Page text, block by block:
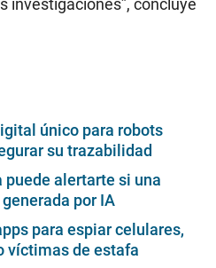
investigaciones”, concluye
único para robots
su trazabilidad
puede alertarte si una
generada por IA
para espiar celulares,
víctimas de estafa